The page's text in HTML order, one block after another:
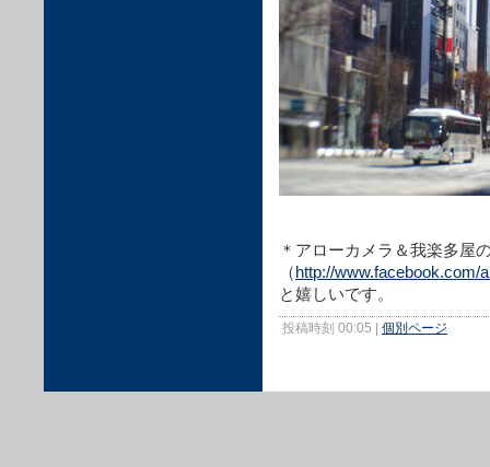
＊アローカメラ＆我楽多屋
（http://www.facebook.com/
と嬉しいです。
投稿時刻 00:05 | 個別ページ